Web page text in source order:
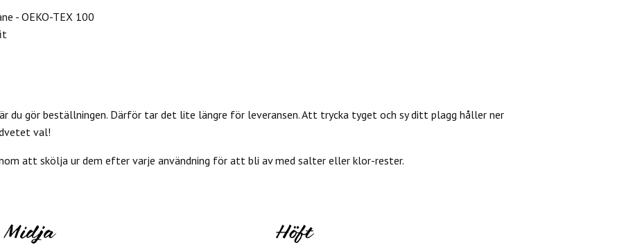
- OEKO-TEX 100
du gör beställningen. Därför tar det lite längre för leveransen. Att trycka tyget och sy ditt plagg håller ner
val!
att skölja ur dem efter varje användning för att bli av med salter eller klor-rester.